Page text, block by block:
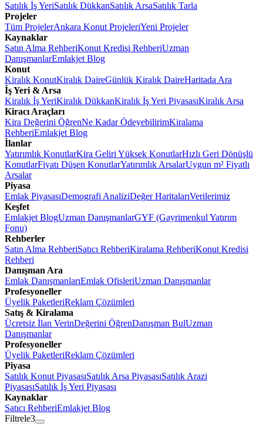
Satılık İş YeriSatılık DükkanSatılık ArsaSatılık Tarla
Projeler
Tüm ProjelerAnkara Konut ProjeleriYeni Projeler
Kaynaklar
Satın Alma RehberiKonut Kredisi RehberiUzman
DanışmanlarEmlakjet Blog
Konut
Kiralık KonutKiralık DaireGünlük Kiralık DaireHaritada Ara
İş Yeri & Arsa
Kiralık İş YeriKiralık DükkanKiralık İş Yeri PiyasasıKiralık Arsa
Kiracı Araçları
Kira Değerini ÖğrenNe Kadar ÖdeyebilirimKiralama
RehberiEmlakjet Blog
İlanlar
Yatırımlık KonutlarKira Geliri Yüksek KonutlarHızlı Geri Dönüşlü
KonutlarFiyatı Düşen KonutlarYatırımlık ArsalarUygun m² Fiyatlı
Arsalar
Piyasa
Emlak PiyasasıDemografi AnaliziDeğer HaritalarıVerilerimiz
Keşfet
Emlakjet BlogUzman DanışmanlarGYF (Gayrimenkul Yatırım
Fonu)
Rehberler
Satın Alma RehberiSatıcı RehberiKiralama RehberiKonut Kredisi
Rehberi
Danışman Ara
Emlak DanışmanlarıEmlak OfisleriUzman Danışmanlar
Profesyoneller
Üyelik PaketleriReklam Çözümleri
Satış & Kiralama
Ücretsiz İlan VerinDeğerini ÖğrenDanışman BulUzman
Danışmanlar
Profesyoneller
Üyelik PaketleriReklam Çözümleri
Piyasa
Satılık Konut PiyasasıSatılık Arsa PiyasasıSatılık Arazi
PiyasasıSatılık İş Yeri Piyasası
Kaynaklar
Satıcı RehberiEmlakjet Blog
Filtrele3